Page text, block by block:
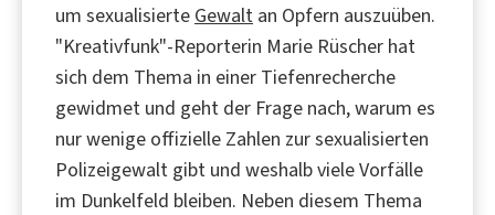
um sexualisierte Gewalt an Opfern auszuüben.
"Kreativfunk"-Reporterin Marie Rüscher hat
sich dem Thema in einer Tiefenrecherche
gewidmet und geht der Frage nach, warum es
nur wenige offizielle Zahlen zur sexualisierten
Polizeigewalt gibt und weshalb viele Vorfälle
im Dunkelfeld bleiben. Neben diesem Thema